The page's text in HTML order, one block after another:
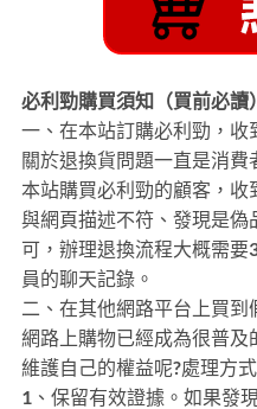
必利勁購買須知（買前必讀
一、在本站訂購必利勁，收
關於退換貨問題一直是消
本站購買必利勁的顧客，收
與網頁描述不符、發現是
可，辦理退換流程大概需
員的聊天記錄。
二、在其他網路平台上買到
網路上購物已經成為很普
維護自己的權益呢?處理方式
1、保留有效證據。如果發